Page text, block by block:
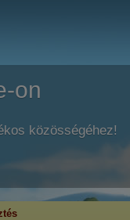
on
közösségéhez!